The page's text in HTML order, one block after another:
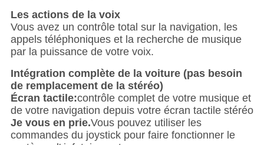
Les actions de la voix
Vous avez un contrôle total sur la navigation, les
appels téléphoniques et la recherche de musique
par la puissance de votre voix.
Intégration complète de la voiture (pas besoin
de remplacement de la stéréo)
Écran tactile:contrôle complet de votre musique et
de votre navigation depuis votre écran tactile stéréo
Je vous en prie.Vous pouvez utiliser les
commandes du joystick pour faire fonctionner le